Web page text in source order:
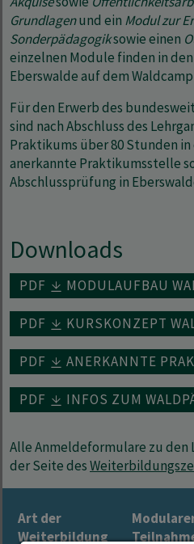
Grundlagenund ein Modul zur
Sonderpädagogiksowie einen
einzelnen Module finden in
Eberswalde auf dem
Für den Erwerb des
sind nach Abschluss des
Praktikums über 80 Stunden in
anerkannte Praktikumsstelle
Abschlussprüfung in
Downloads
PDF MODULAUFBAU
PDF KURSKONZEPT
PDF ANERKANNTE
PDF INFOS ZUM
Alle Anmeldeformulare zu den
der Seite des
Art der
Weiterbildung